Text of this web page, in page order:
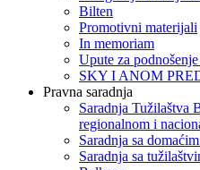
Bilten
Promotivni materijali
In memoriam
Upute za
SKY I ANOM
Pravna saradnja
Saradnja Tužilaštva
regionalnom i
Saradnja sa
Saradnja sa